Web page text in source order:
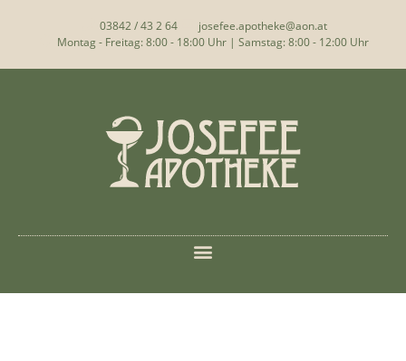
03842 / 43 2 64
josefee.apotheke@aon.at
Montag - Freitag: 8:00 - 18:00 Uhr | Samstag: 8:00 - 12:00 Uhr